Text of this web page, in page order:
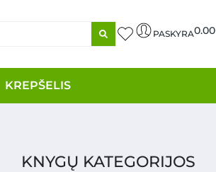
PASKYRA0.00
KREPŠELIS
KNYGŲ KATEGORIJOS